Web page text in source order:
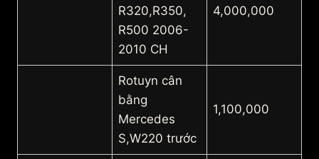
R320,R350,
R500 2006-
2010 CH
4,000,000
Rotuyn cân
bằng
Mercedes
S,W220 trước
1,100,000